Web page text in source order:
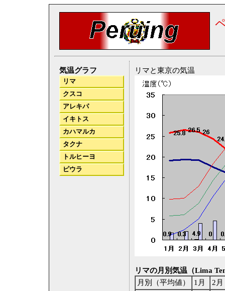
リマと東京の気温
リマの月別気温（Lima
月別（平均値）
1月
2月
気温グラフ
リマ
クスコ
アレキパ
イキトス
カハマルカ
タクナ
トルヒーヨ
ピウラ